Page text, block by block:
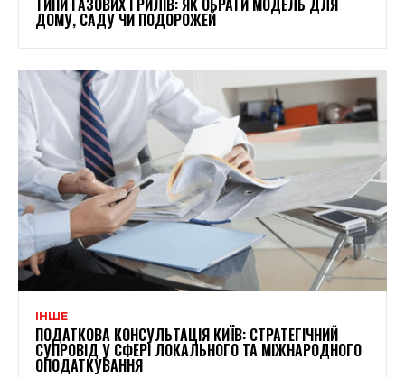
ТИПИ ГАЗОВИХ ГРИЛІВ: ЯК ОБРАТИ МОДЕЛЬ ДЛЯ
ДОМУ, САДУ ЧИ ПОДОРОЖЕЙ
ІНШЕ
ПОДАТКОВА КОНСУЛЬТАЦІЯ КИЇВ: СТРАТЕГІЧНИЙ
СУПРОВІД У СФЕРІ ЛОКАЛЬНОГО ТА МІЖНАРОДНОГО
ОПОДАТКУВАННЯ